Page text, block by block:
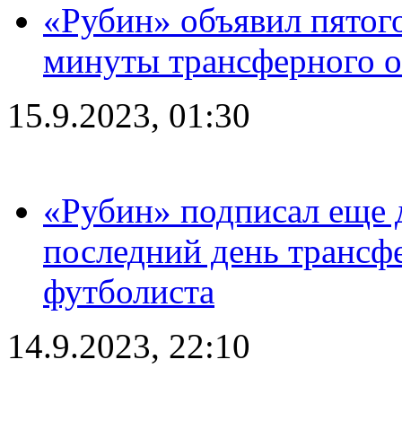
«Рубин» объявил
минуты трансферного
15.9.2023, 01:30
«Рубин» подписал еще
последний день
футболиста
14.9.2023, 22:10